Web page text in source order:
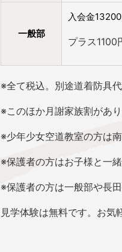
一般部
入会金13200
プラス1100
※全て税込。別途道着防具
※このほか月謝家族割があり
※少年少女空道教室の方は
※保護者の方はお子様と一
※保護者の方は一般部や長
見学体験は無料です。お気